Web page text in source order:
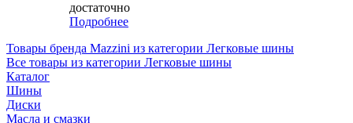
достаточно
Подробнее
Товары бренда Mazzini из категории Легковые шины
Все товары из категории Легковые шины
Каталог
Шины
Диски
Масла и смазки